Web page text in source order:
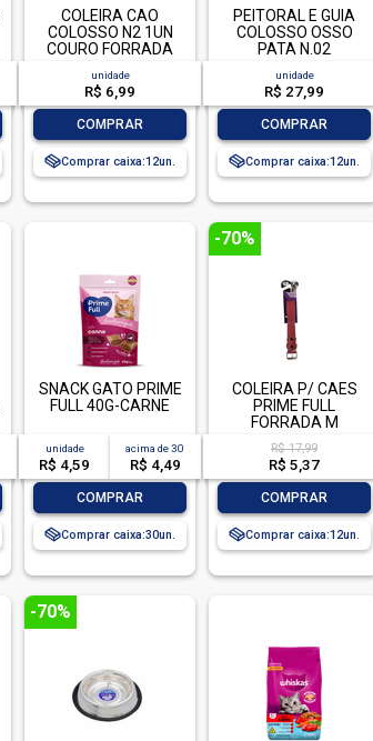
COLEIRA CAO
COLOSSO N2 1UN
COURO FORRADA
unidade
R$ 6,99
COMPRAR
Comprar caixa:12
PEITORAL E GUIA
COLOSSO OSSO
PATA N.02
unidade
R$ 27,99
COMPRAR
Comprar caixa:12
SNACK GATO PRIME
FULL 40G-CARNE
unidade
R$ 4,59
acima de30
R$ 4,49
COMPRAR
Comprar caixa:30
-70%
COLEIRA P/ CAES
PRIME FULL
FORRADA M
R$ 17,99
R$ 5,37
COMPRAR
Comprar caixa:12
-70%